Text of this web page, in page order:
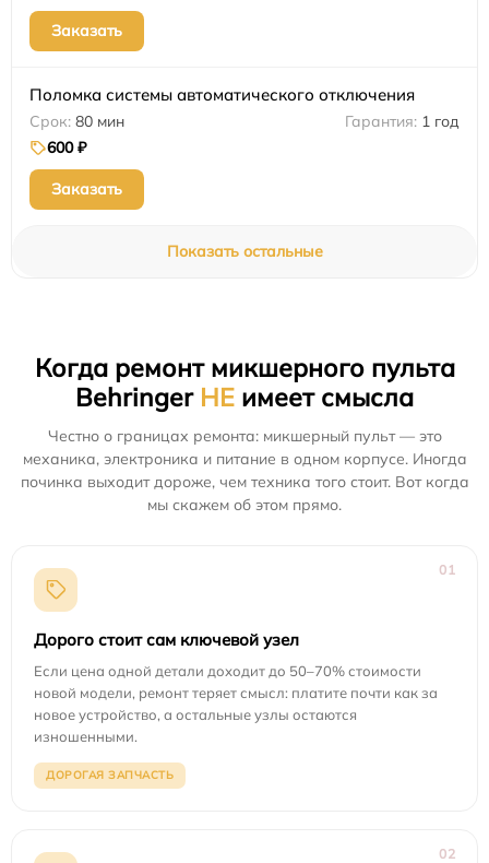
Заказать
Поломка системы автоматического отключения
80 мин
1 год
600 ₽
Заказать
Показать остальные
Когда ремонт микшерного пульта
Behringer НЕ имеет смысла
Честно о границах ремонта: микшерный пульт — это
механика, электроника и питание в одном корпусе. Иногда
починка выходит дороже, чем техника того стоит. Вот когда
мы скажем об этом прямо.
01
Дорого стоит сам ключевой узел
Если цена одной детали доходит до 50–70% стоимости
новой модели, ремонт теряет смысл: платите почти как за
новое устройство, а остальные узлы остаются
изношенными.
ДОРОГАЯ ЗАПЧАСТЬ
02